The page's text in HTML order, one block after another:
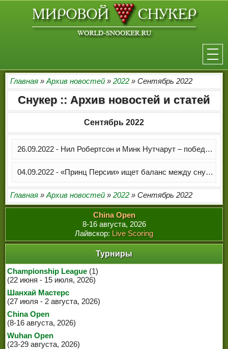
НОВОСТИ
ТУРНИРЫ
РЕЙТИНГ
ИГРОКИ
РЕФЕРИ
ЧЕМПИОНЫ МИРА
ЛЕГЕНДЫ СНУКЕРА
Главная » Архив новостей » 2022 » Сентябрь 2022
Снукер :: Архив новостей и статей
Сентябрь 2022
26.09.2022 - Нил Робертсон и Минк Нутчарут – победители World Mixed Doubles 2022
04.09.2022 - «Принц Персии» ищет баланс между снукером и личной жизнью
Главная » Архив новостей » 2022 » Сентябрь 2022
China Open
8-16 августа, 2026
Лайвскор: Live Scoring
Турниры
Championship League (1)
(22 июня - 15 июля, 2026)
Шанхай Мастерс
(27 июля - 2 августа, 2026)
China Open
(8-16 августа, 2026)
Wuhan Open
(23-29 августа, 2026)